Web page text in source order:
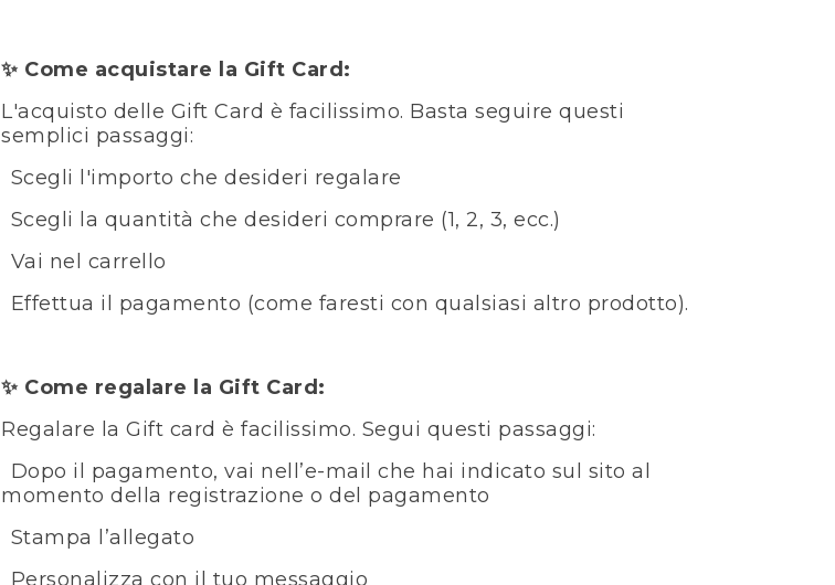
✨ Come acquistare la Gift Card:
L'acquisto delle Gift Card è facilissimo. Basta seguire questi
semplici passaggi:
Scegli l'importo che desideri regalare
Scegli la quantità che desideri comprare (1, 2, 3, ecc.)
Vai nel carrello
Effettua il pagamento (come faresti con qualsiasi altro prodotto).
✨ Come regalare la Gift Card:
Regalare la Gift card è facilissimo. Segui questi passaggi:
Dopo il pagamento, vai nell’e-mail che hai indicato sul sito al
momento della registrazione o del pagamento
Stampa l’allegato
Personalizza con il tuo messaggio